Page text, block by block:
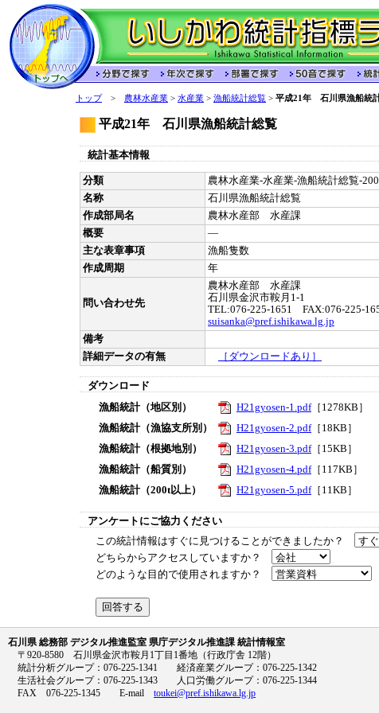
トップ> 農林水産業 > 水産業 > 漁船統計総覧 > 平成21年 石川県漁船統
平成21年 石川県漁船統計総覧
統計基本情報
分類
農林水産業-水産業-漁船統計総覧-
名称
石川県漁船統計総覧
作成部局名
農林水産部 水産課
概要
―
主な表章事項
漁船隻数
作成周期
年
問い合わせ先
農林水産部 水産課
石川県金沢市鞍月1-1
TEL:076-225-1651 FAX:076-225-
suisanka@pref.ishikawa.lg.jp
備考
詳細データの有無
［ダウンロードあり］
ダウンロード
漁船統計（地区別） H21gyosen-1.pdf［1278KB］
漁船統計（漁協支所別）
H21gyosen-2.pdf［18KB］
漁船統計（根拠地別）
H21gyosen-3.pdf［15KB］
漁船統計（船質別）
H21gyosen-4.pdf［117KB］
漁船統計（200t以上）
H21gyosen-5.pdf［11KB］
アンケートにご協力ください
この統計情報はすぐに見つけることができましたか？
どちらからアクセスしていますか？
どのような目的で使用されますか？
石川県 総務部 デジタル推進監室 県庁デジタル推進課 統計情報室
〒920-8580 石川県金沢市鞍月1丁目1番地（行政庁舎 12階）
統計分析グループ：076-225-1341 経済産業グループ：076-225-1342
生活社会グループ：076-225-1343 人口労働グループ：076-225-1344
FAX 076-225-1345 E-mail toukei@pref.ishikawa.lg.jp